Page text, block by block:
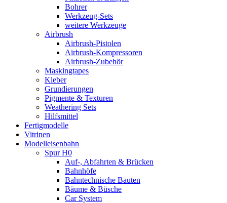
Bohrer
Werkzeug-Sets
weitere Werkzeuge
Airbrush
Airbrush-Pistolen
Airbrush-Kompressoren
Airbrush-Zubehör
Maskingtapes
Kleber
Grundierungen
Pigmente & Texturen
Weathering Sets
Hilfsmittel
Fertigmodelle
Vitrinen
Modelleisenbahn
Spur H0
Auf-, Abfahrten & Brücken
Bahnhöfe
Bahntechnische Bauten
Bäume & Büsche
Car System